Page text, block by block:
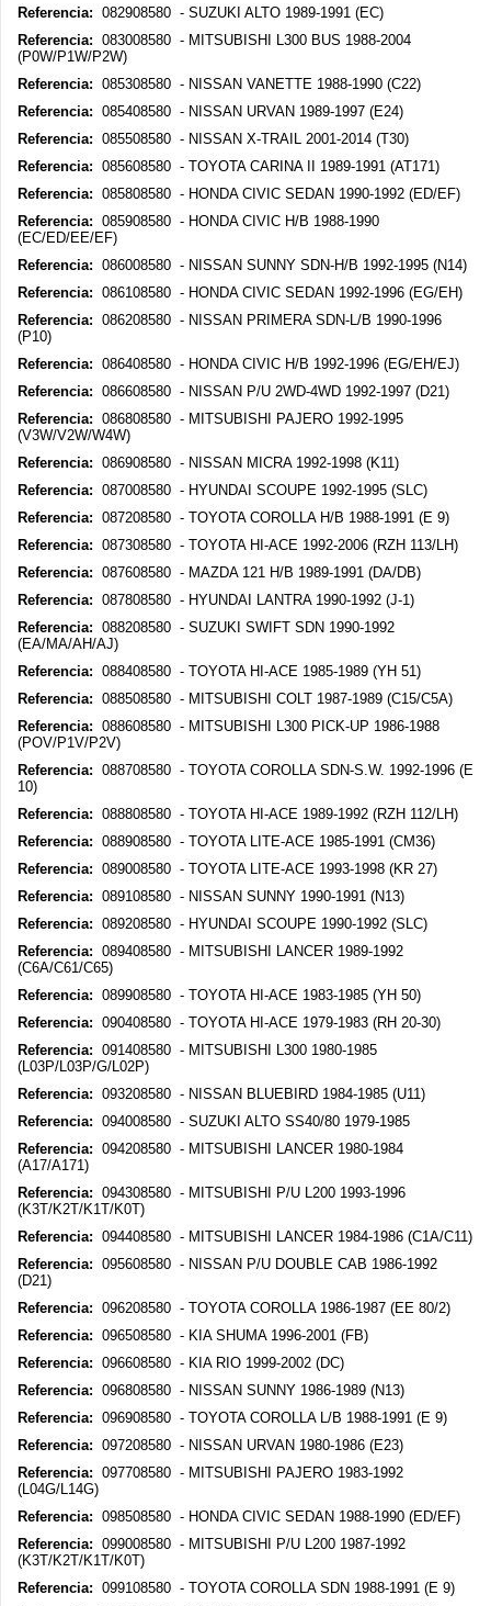
Referencia: 082908580 - SUZUKI ALTO 1989-1991 (EC)
Referencia: 083008580 - MITSUBISHI L300 BUS 1988-2004
(P0W/P1W/P2W)
Referencia: 085308580 - NISSAN VANETTE 1988-1990 (C22)
Referencia: 085408580 - NISSAN URVAN 1989-1997 (E24)
Referencia: 085508580 - NISSAN X-TRAIL 2001-2014 (T30)
Referencia: 085608580 - TOYOTA CARINA II 1989-1991 (AT171)
Referencia: 085808580 - HONDA CIVIC SEDAN 1990-1992 (ED/EF)
Referencia: 085908580 - HONDA CIVIC H/B 1988-1990
(EC/ED/EE/EF)
Referencia: 086008580 - NISSAN SUNNY SDN-H/B 1992-1995 (N14)
Referencia: 086108580 - HONDA CIVIC SEDAN 1992-1996 (EG/EH)
Referencia: 086208580 - NISSAN PRIMERA SDN-L/B 1990-1996
(P10)
Referencia: 086408580 - HONDA CIVIC H/B 1992-1996 (EG/EH/EJ)
Referencia: 086608580 - NISSAN P/U 2WD-4WD 1992-1997 (D21)
Referencia: 086808580 - MITSUBISHI PAJERO 1992-1995
(V3W/V2W/W4W)
Referencia: 086908580 - NISSAN MICRA 1992-1998 (K11)
Referencia: 087008580 - HYUNDAI SCOUPE 1992-1995 (SLC)
Referencia: 087208580 - TOYOTA COROLLA H/B 1988-1991 (E 9)
Referencia: 087308580 - TOYOTA HI-ACE 1992-2006 (RZH 113/LH)
Referencia: 087608580 - MAZDA 121 H/B 1989-1991 (DA/DB)
Referencia: 087808580 - HYUNDAI LANTRA 1990-1992 (J-1)
Referencia: 088208580 - SUZUKI SWIFT SDN 1990-1992
(EA/MA/AH/AJ)
Referencia: 088408580 - TOYOTA HI-ACE 1985-1989 (YH 51)
Referencia: 088508580 - MITSUBISHI COLT 1987-1989 (C15/C5A)
Referencia: 088608580 - MITSUBISHI L300 PICK-UP 1986-1988
(POV/P1V/P2V)
Referencia: 088708580 - TOYOTA COROLLA SDN-S.W. 1992-1996 (E
10)
Referencia: 088808580 - TOYOTA HI-ACE 1989-1992 (RZH 112/LH)
Referencia: 088908580 - TOYOTA LITE-ACE 1985-1991 (CM36)
Referencia: 089008580 - TOYOTA LITE-ACE 1993-1998 (KR 27)
Referencia: 089108580 - NISSAN SUNNY 1990-1991 (N13)
Referencia: 089208580 - HYUNDAI SCOUPE 1990-1992 (SLC)
Referencia: 089408580 - MITSUBISHI LANCER 1989-1992
(C6A/C61/C65)
Referencia: 089908580 - TOYOTA HI-ACE 1983-1985 (YH 50)
Referencia: 090408580 - TOYOTA HI-ACE 1979-1983 (RH 20-30)
Referencia: 091408580 - MITSUBISHI L300 1980-1985
(L03P/L03P/G/L02P)
Referencia: 093208580 - NISSAN BLUEBIRD 1984-1985 (U11)
Referencia: 094008580 - SUZUKI ALTO SS40/80 1979-1985
Referencia: 094208580 - MITSUBISHI LANCER 1980-1984
(A17/A171)
Referencia: 094308580 - MITSUBISHI P/U L200 1993-1996
(K3T/K2T/K1T/K0T)
Referencia: 094408580 - MITSUBISHI LANCER 1984-1986 (C1A/C11)
Referencia: 095608580 - NISSAN P/U DOUBLE CAB 1986-1992
(D21)
Referencia: 096208580 - TOYOTA COROLLA 1986-1987 (EE 80/2)
Referencia: 096508580 - KIA SHUMA 1996-2001 (FB)
Referencia: 096608580 - KIA RIO 1999-2002 (DC)
Referencia: 096808580 - NISSAN SUNNY 1986-1989 (N13)
Referencia: 096908580 - TOYOTA COROLLA L/B 1988-1991 (E 9)
Referencia: 097208580 - NISSAN URVAN 1980-1986 (E23)
Referencia: 097708580 - MITSUBISHI PAJERO 1983-1992
(L04G/L14G)
Referencia: 098508580 - HONDA CIVIC SEDAN 1988-1990 (ED/EF)
Referencia: 099008580 - MITSUBISHI P/U L200 1987-1992
(K3T/K2T/K1T/K0T)
Referencia: 099108580 - TOYOTA COROLLA SDN 1988-1991 (E 9)